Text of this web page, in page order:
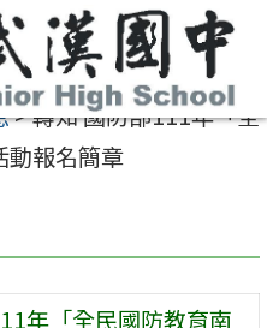
>轉知 國防部111年「全
動報名簡章
年「全民國防教育南